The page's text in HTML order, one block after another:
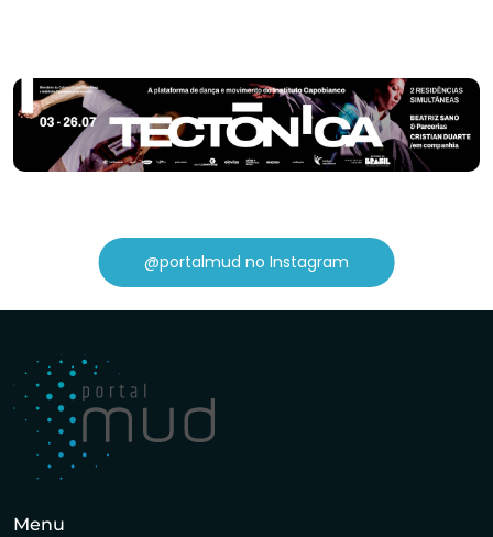
@portalmud no Instagram
Menu